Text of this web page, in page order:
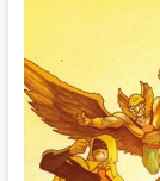
falta
estas
alforjas